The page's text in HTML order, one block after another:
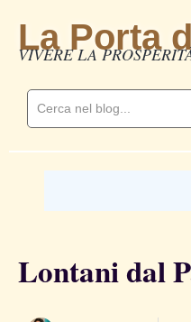
La Porta
VIVERE LA
Lontani dal